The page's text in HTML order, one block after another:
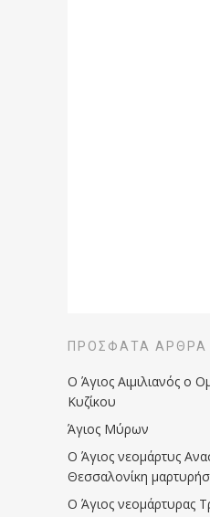
ΠΡΌΣΦΑΤΑ ΆΡΘΡΑ
Ο Άγιος Αιμιλιανός ο
Κυζίκου
Άγιος Μύρων
Ο Άγιος νεομάρτυς
Θεσσαλονίκη
Ο Άγιος νεομάρτυρας